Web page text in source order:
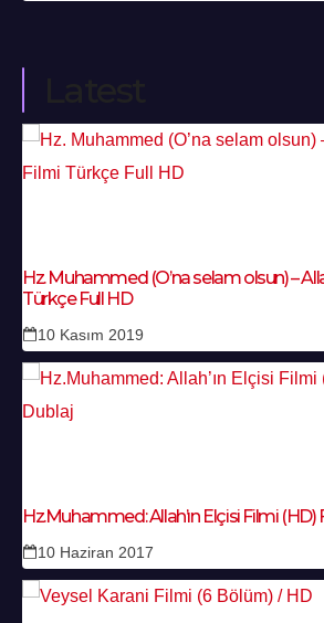
Hz. Muhammed (O’na selam olsun) –
Türkçe Full HD
10 Kasım 2019
Hz.Muhammed: Allah’ın Elçisi Filmi
10 Haziran 2017